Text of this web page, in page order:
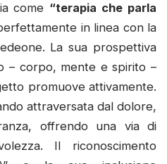
come “terapia che parla
in linea con la
La sua prospettiva
– corpo, mente e spirito –
promuove attivamente.
attraversata dal dolore,
offrendo una via di
Il riconoscimento